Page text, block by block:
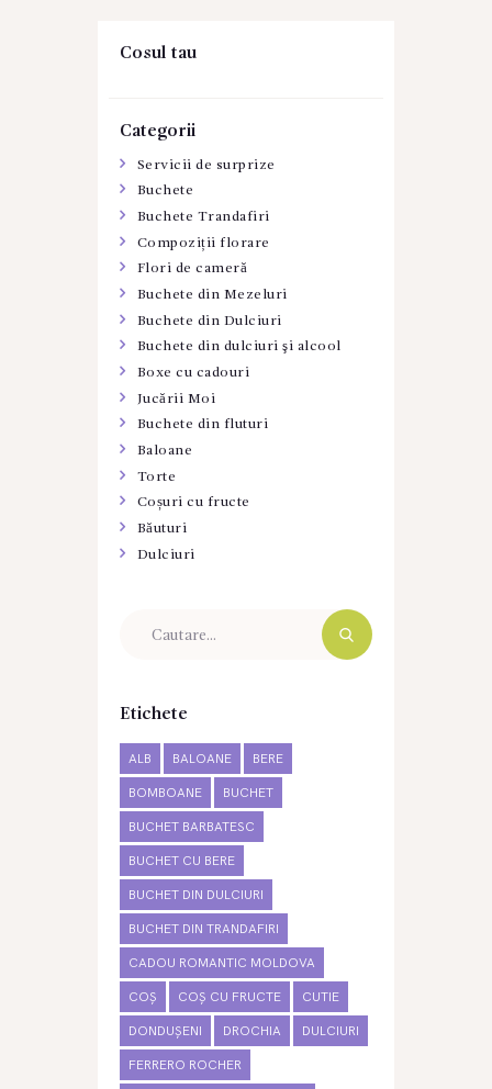
Cosul tau
Categorii
Servicii de surprize
Buchete
Buchete Trandafiri
Compoziții florare
Flori de cameră
Buchete din Mezeluri
Buchete din Dulciuri
Buchete din dulciuri şi alcool
Boxe cu cadouri
Jucării Moi
Buchete din fluturi
Baloane
Torte
Coșuri cu fructe
Băuturi
Dulciuri
Etichete
ALB BALOANE BERE
BOMBOANE BUCHET
BUCHET BARBATESC
BUCHET CU BERE
BUCHET DIN DULCIURI
BUCHET DIN TRANDAFIRI
CADOU ROMANTIC MOLDOVA
COȘ COȘ CU FRUCTE CUTIE
DONDUȘENI DROCHIA DULCIURI
FERRERO ROCHER